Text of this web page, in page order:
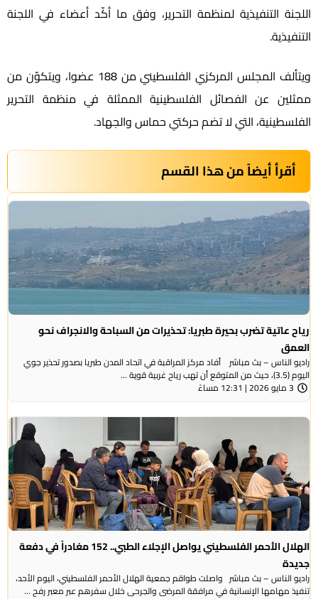
اللجنة التنفيذية لمنظمة التحرير، وفق ما أكّد أعضاء في اللجنة
التنفيذية.
ويتألف المجلس المركزي الفلسطيني من 188 عضوا، ويتكوّن من
ممثلين عن الفصائل الفلسطينية الممثلة في منظمة التحرير
الفلسطينية، التي لا تضم حركتي حماس والجهاد.
أقرأ أيضاً من هذا القسم
رياح عاتية تضرب بحيرة طبريا: تحذيرات من السباحة والانجراف نحو
العمق
راديو الناس – بث مباشر أفاد مركز المراقبة في اتحاد المدن طبريا بصدور تحذير جوي
اليوم (3.5)، حيث من المتوقع أن تهب رياح غربية قوية ...
3 مايو 2026 | 12:31 مساءً
الهلال الأحمر الفلسطيني يواصل الإجلاء الطبي.. 152 مغادراً في دفعة
جديدة
راديو الناس – بث مباشر واصلت طواقم جمعية الهلال الأحمر الفلسطيني، اليوم الأحد،
تنفيذ مهامها الإنسانية في مرافقة المرضى والجرحى خلال سفرهم عبر معبر رفح ...